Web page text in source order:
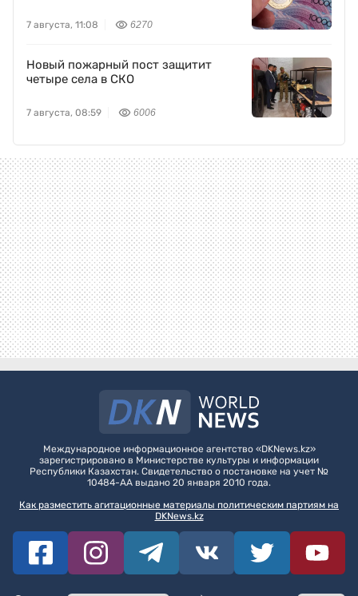
7 августа, 11:08 6270
Новый пожарный пост защитит
четыре села в СКО
7 августа, 08:59 6006
Международное информационное агентство «DKNews.kz»
зарегистрировано в Министерстве культуры и информации
Республики Казахстан. Свидетельство о постановке на учет №
10484-АА выдано 20 января 2010 года.
Как разместить агитационные материалы политическим партиям на
DKNews.kz